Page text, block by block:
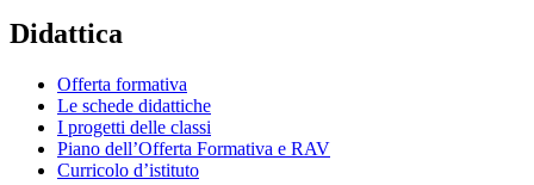
Didattica
Offerta formativa
Le schede didattiche
I progetti delle classi
Piano dell’Offerta Formativa e RAV
Curricolo d’istituto